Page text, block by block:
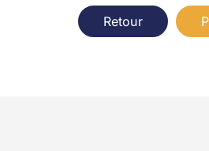
Retour